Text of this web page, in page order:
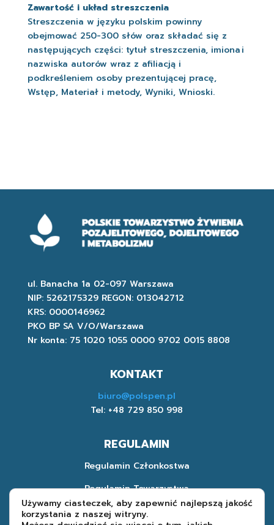
Zawartość i układ streszczenia
Streszczenia w języku polskim powinny
obejmować 250-300 słów oraz składać się z
następujących części: tytuł streszczenia, imiona i
nazwiska autorów wraz z afiliacją i
podkreśleniem osoby prezentującej pracę,
Wstęp, Materiał i metody, Wyniki, Wnioski.
ul. Banacha 1a 02-097 Warszawa
NIP: 5262175329 REGON: 013042712
KRS: 0000146962
PKO BP SA V/O/Warszawa
Nr konta: 75 1020 1055 0000 9702 0015 8808
KONTAKT
biuro@polspen.pl
Tel: +48 729 850 998
REGULAMIN
Regulamin Członkostwa
Regulamin Towarzystwa
Polityka Prywatności
Używamy ciasteczek, aby zapewnić najlepszą jakość
korzystania z naszej witryny.